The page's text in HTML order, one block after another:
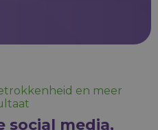
en meer
social media,